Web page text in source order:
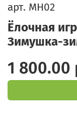
арт. МН02
Ёлочная
Зимушка-
1 800.00